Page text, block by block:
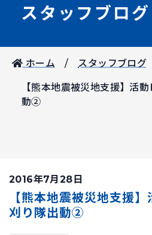
スタッフブログ
ホーム スタッフブログ
【熊本地震被災地支援】活
動②
2016年7月28日
【熊本地震被災地支援
刈り隊出動②